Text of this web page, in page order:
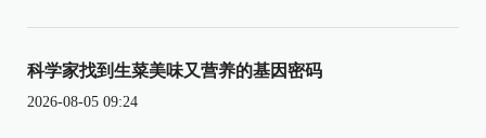
科学家找到生菜美味又营养的基因密码
2026-08-05 09:24